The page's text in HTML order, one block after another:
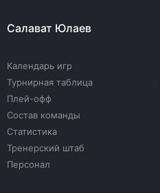
Салават Юлаев
Календарь игр
Турнирная таблица
Плей-офф
Состав команды
Статистика
Тренерский штаб
Персонал